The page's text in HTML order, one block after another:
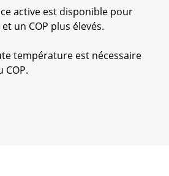
active est disponible pour
un COP plus élevés.
température est nécessaire